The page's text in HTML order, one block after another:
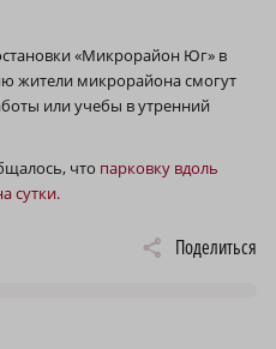
«Микрорайон Юг» в
жители микрорайона смогут
или учебы в утренний
что парковку вдоль
сутки.
Поделиться